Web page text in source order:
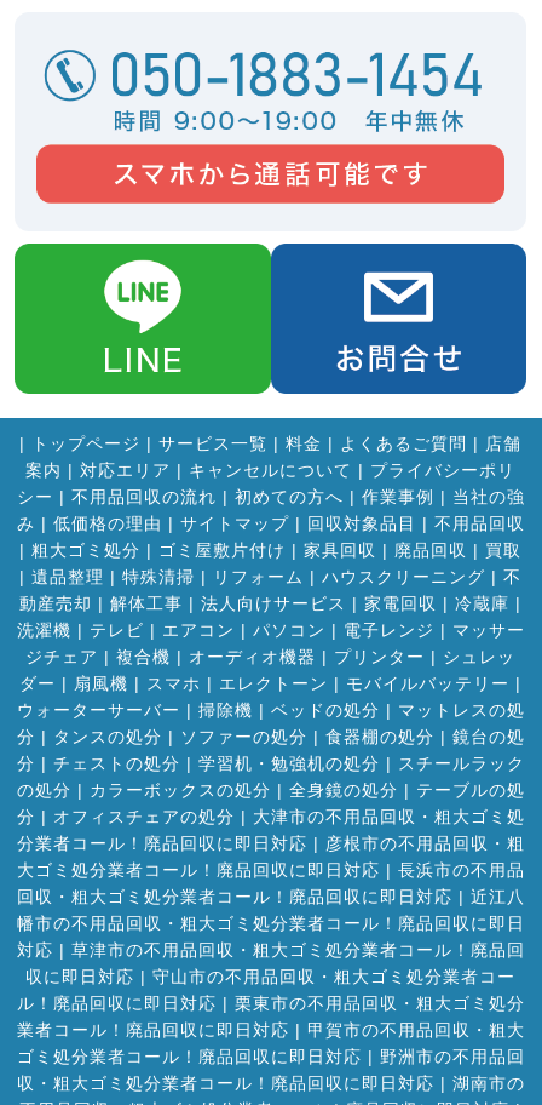
| トップページ | サービス一覧 | 料金 | よくあるご質問 | 店舗
案内 | 対応エリア | キャンセルについて | プライバシーポリ
シー | 不用品回収の流れ | 初めての方へ | 作業事例 | 当社の強
み | 低価格の理由 | サイトマップ| 回収対象品目 | 不用品回収
| 粗大ゴミ処分 | ゴミ屋敷片付け | 家具回収 | 廃品回収 | 買取
| 遺品整理 | 特殊清掃 | リフォーム | ハウスクリーニング | 不
動産売却 | 解体工事 | 法人向けサービス | 家電回収 | 冷蔵庫 |
洗濯機 | テレビ | エアコン | パソコン | 電子レンジ | マッサー
ジチェア | 複合機 | オーディオ機器 | プリンター | シュレッ
ダー | 扇風機 | スマホ | エレクトーン | モバイルバッテリー |
ウォーターサーバー | 掃除機 | ベッドの処分 | マットレスの処
分 | タンスの処分 | ソファーの処分 | 食器棚の処分 | 鏡台の処
分 | チェストの処分 | 学習机・勉強机の処分 | スチールラック
の処分 | カラーボックスの処分 | 全身鏡の処分 | テーブルの処
分 | オフィスチェアの処分 | 大津市の不用品回収・粗大ゴミ処
分業者コール！廃品回収に即日対応 | 彦根市の不用品回収・粗
大ゴミ処分業者コール！廃品回収に即日対応 | 長浜市の不用品
回収・粗大ゴミ処分業者コール！廃品回収に即日対応 | 近江八
幡市の不用品回収・粗大ゴミ処分業者コール！廃品回収に即日
対応 | 草津市の不用品回収・粗大ゴミ処分業者コール！廃品回
収に即日対応 | 守山市の不用品回収・粗大ゴミ処分業者コー
ル！廃品回収に即日対応 | 栗東市の不用品回収・粗大ゴミ処分
業者コール！廃品回収に即日対応 | 甲賀市の不用品回収・粗大
ゴミ処分業者コール！廃品回収に即日対応 | 野洲市の不用品回
収・粗大ゴミ処分業者コール！廃品回収に即日対応 | 湖南市の